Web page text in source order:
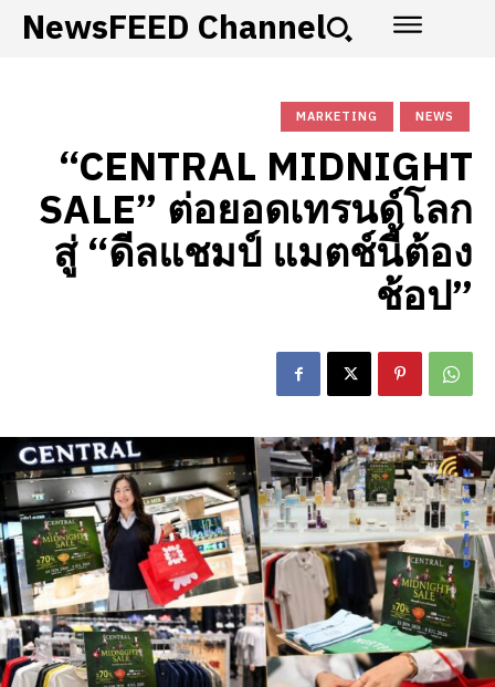
NewsFEED Channel
MARKETING NEWS
“CENTRAL MIDNIGHT
SALE” ต่อยอดเทรนด์โลก
สู่ “ดีลแชมป์ แมตช์นี้ต้อง
ช้อป”